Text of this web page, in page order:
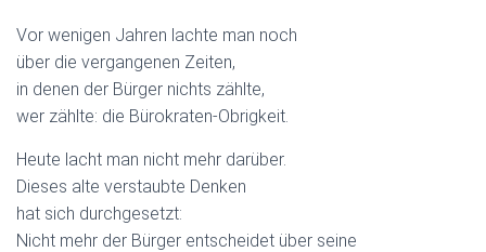
Vor wenigen Jahren lachte man noch
über die vergangenen Zeiten,
in denen der Bürger nichts zählte,
wer zählte: die Bürokraten-Obrigkeit.
Heute lacht man nicht mehr darüber.
Dieses alte verstaubte Denken
hat sich durchgesetzt:
Nicht mehr der Bürger entscheidet über seine